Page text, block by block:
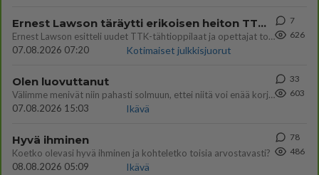
Ernest Lawson täräytti erikoisen heiton TTK-lehdistötilaisuudessa: " Onko tässä tarkoituksena...?"
Ernest Lawson esitteli uudet TTK-tähtioppilaat ja opettajat torstaina 6.8. lehdistölle. Tulevalla kaudella on yksi hausk
07.08.2026 07:20
Kotimaiset julkkisjuorut
7
626
Olen luovuttanut
Välimme menivät niin pahasti solmuun, ettei niitä voi enää korjata. On aika jatkaa elämässä eteenpäin. Toivon sulle kaik
07.08.2026 15:03
Ikävä
33
603
Hyvä ihminen
Koetko olevasi hyvä ihminen ja kohteletko toisia arvostavasti?
08.08.2026 05:09
Ikävä
78
486